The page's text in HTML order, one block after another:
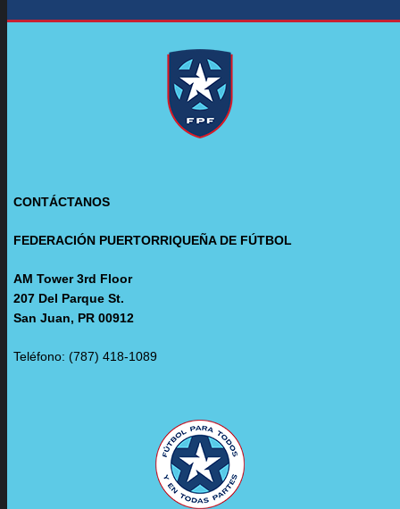
CONTÁCTANOS
FEDERACIÓN PUERTORRIQUEÑA DE FÚTBOL
AM Tower 3rd Floor
207 Del Parque St.
San Juan, PR 00912
Teléfono: (787) 418-1089